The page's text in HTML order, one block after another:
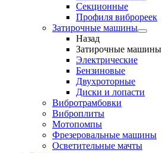
Секционные
Профиля виброреек
Затирочные машины
Назад
Затирочные машины
Электрические
Бензиновые
Двухроторные
Диски и лопасти
Вибротрамбовки
Виброплиты
Мотопомпы
Фрезеровальные машины
Осветительные мачты